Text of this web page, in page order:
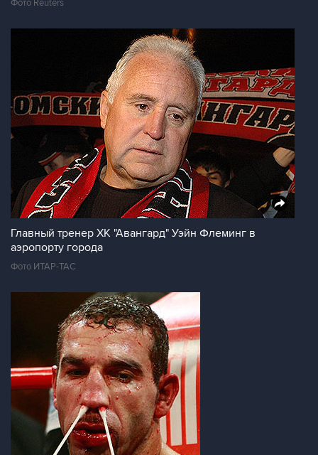
Фото Reuters
Главный тренер ХК "Авангард" Уэйн Флеминг в
аэропорту города
Фото ИТАР-ТАС